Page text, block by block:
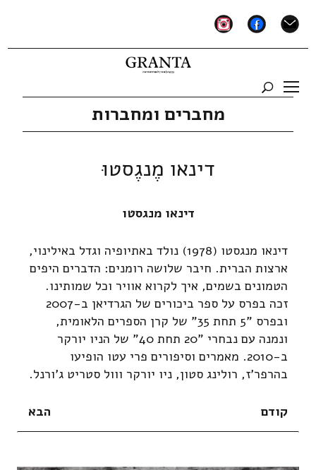
mail
facebook
instagram
מחברים ומחברות
דינאו מֶנגֶסטוּ
דינאו מנגסטו
דינאו מנגסטו (1978) נולד באתיופיה וגדל באילינוי,
ארצות הברית. חיבר שלושה רומנים: הדברים היפים
הטמונים בשמים, איך לקרוא אוויר וכל שמותינו.
זכה בפרס על ספר ביכורים של הגרדיאן ב-2007
ובפרס "5 תחת 35" של קרן הספרים הלאומית,
ונמנה עם נבחרי "20 תחת 40" של הניו יורקר
ב-2010. מאמרים וסיפורים פרי עטו הופיעו
בהרפר'ז, רולינג סטון, ניו יורקר ווול סטריט ג'ורנל.
קודם הבא